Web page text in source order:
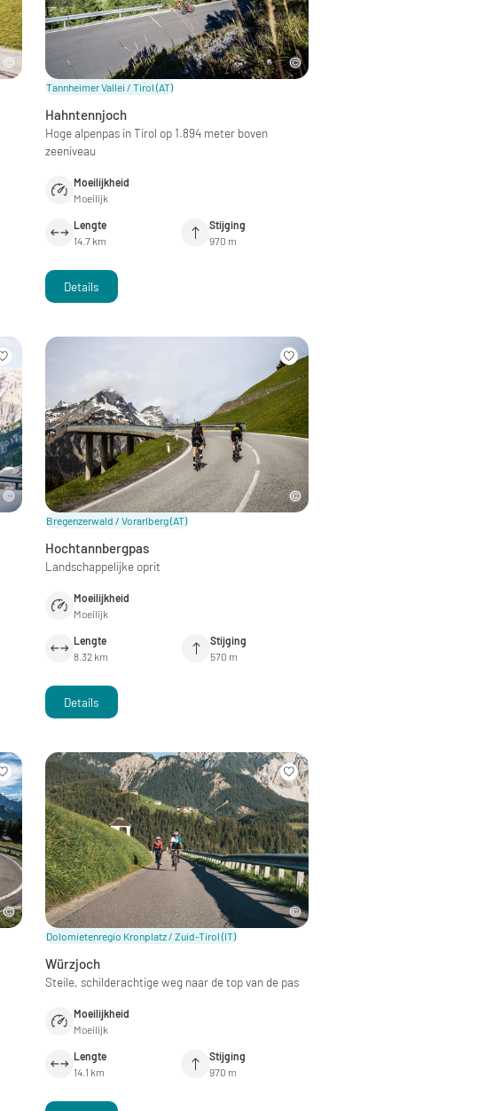
Tannheimer Vallei / Tirol (AT)
Hahntennjoch
Hoge alpenpas in Tirol op 1.894 meter boven
zeeniveau
Moeilijkheid
Moeilijk
Lengte
14.7 km
Stijging
970 m
Details
Bregenzerwald / Vorarlberg(AT)
Hochtannbergpas
Landschappelijke oprit
Moeilijkheid
Moeilijk
Lengte
8.32 km
Stijging
570 m
Details
Dolomietenregio Kronplatz / Zuid-Tirol (IT)
Würzjoch
Steile, schilderachtige weg naar de top van de pas
Moeilijkheid
Moeilijk
Lengte
14.1 km
Stijging
970 m